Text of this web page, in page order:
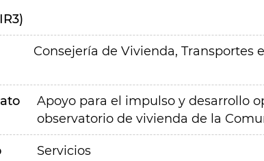
Consejería de Vivienda, Transportes
Apoyo para el impulso y desarrollo
observatorio de vivienda de la
Servicios